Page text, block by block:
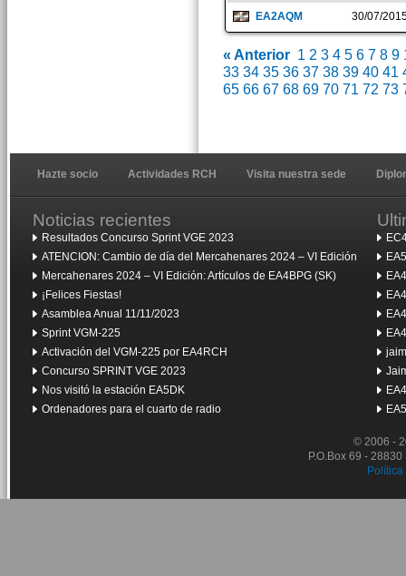
EA2AQM 30/07/
« Anterior 1 2 3 4 5 6 7 8 9
33 34 35 36 37 38 39 40 41
65 66 67 68 69 70 71 72 73
Hazte socio Actividades RCH Visita nuestra sede
Noticias recientes
Resultados Concurso Sprint VGE 2023
ATENCION: Cambio de día del Mercahenares 2024 – VI Edición
Mercahenares 2024 – VI Edición: Artículos de EA4BPG (SK)
¡Felices Fiestas!
Asamblea Anual 11/11/2023
Sprint VGM-225
Activación del VGM-225 por EA4RCH
Concurso SPRINT VGE 2023
Nos visitó la estación EA5DK
Ordenadores para el cuarto de radio
© 2006 -
P.O.Box 69 -